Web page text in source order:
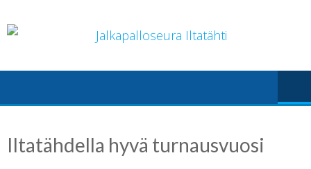
to
Iltatähdella hyvä turnausvuosi